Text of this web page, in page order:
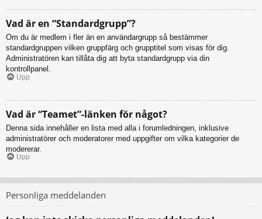
Vad är en “Standardgrupp”?
Om du är medlem i fler än en användargrupp så bestämmer
standardgruppen vilken gruppfärg och grupptitel som visas för dig.
Administratören kan tillåta dig att byta standardgrupp via din
kontrollpanel.
Upp
Vad är “Teamet”-länken för något?
Denna sida innehåller en lista med alla i forumledningen, inklusive
administratörer och moderatorer med uppgifter om vilka kategorier de
modererar.
Upp
Personliga meddelanden